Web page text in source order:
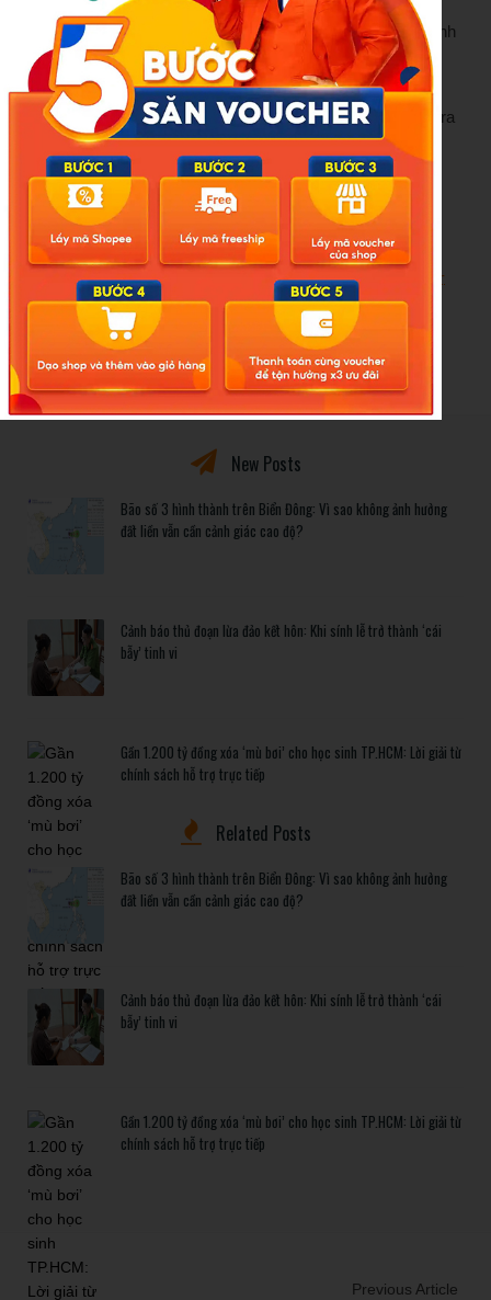
Các cuộc điều tra sâu hơn đang được tiến hành để xác định
thêm động cơ gây án ngoài vấn đề nợ nần. Nghi phạm đã
được đưa đến Tòa án Sơ thẩm Alor Setar và bị tạm giam
bảy ngày cho đến ngày 9 tháng 2. Vụ án đang được điều tra
theo Điều 302 Bộ luật Hình sự Malaysia về tội giết người.
Gia Linh (Theo World Of Buzz)
Nguồn:https://doisongphapluat.nguoiduatin.vn/giam-doc-
ngan-hang-bi-sat-hai-con-trai-la-nghi-pham-dong-co-khien-
nhieu-nguoi-sung-sot-a613254.html
New Posts
Bão số 3 hình thành trên Biển Đông: Vì sao không ảnh hưởng
đất liền vẫn cần cảnh giác cao độ?
Cảnh báo thủ đoạn lừa đảo kết hôn: Khi sính lễ trở thành ‘cái
bẫy’ tinh vi
Gần 1.200 tỷ đồng xóa ‘mù bơi’ cho học sinh TP.HCM: Lời giải từ
chính sách hỗ trợ trực tiếp
Related Posts
Bão số 3 hình thành trên Biển Đông: Vì sao không ảnh hưởng
đất liền vẫn cần cảnh giác cao độ?
Cảnh báo thủ đoạn lừa đảo kết hôn: Khi sính lễ trở thành ‘cái
bẫy’ tinh vi
Gần 1.200 tỷ đồng xóa ‘mù bơi’ cho học sinh TP.HCM: Lời giải từ
chính sách hỗ trợ trực tiếp
Previous Article